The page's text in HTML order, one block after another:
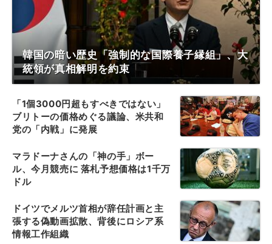
韓国の暗い歴史「強制的な国際養子縁組」、大
統領が真相解明を約束
「1個3000円超もすべきではない」
ブリトーの価格めぐる議論、米共和
党の「内戦」に発展
マラドーナさんの「神の手」ボー
ル、今月競売に 落札予想価格は1千万
ドル
ドイツでメルツ首相が辞任計画と主
張する偽動画拡散、背後にロシア系
情報工作組織